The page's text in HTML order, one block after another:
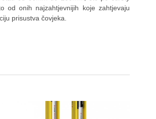
od onih najzahtjevnijih koje zahtjevaju
prisustva čovjeka.